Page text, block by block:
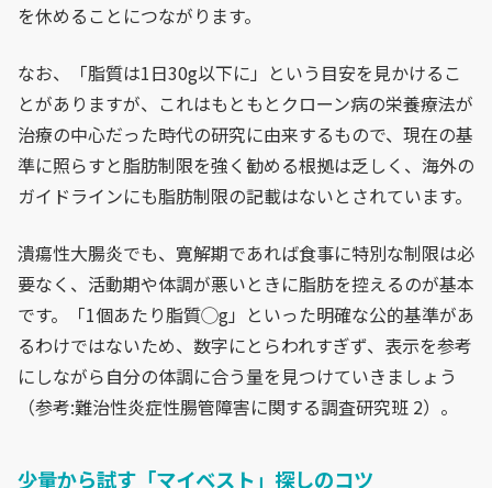
を休めることにつながります。
なお、「脂質は1日30g以下に」という目安を見かけるこ
とがありますが、これはもともとクローン病の栄養療法が
治療の中心だった時代の研究に由来するもので、現在の基
準に照らすと脂肪制限を強く勧める根拠は乏しく、海外の
ガイドラインにも脂肪制限の記載はないとされています。
潰瘍性大腸炎でも、寛解期であれば食事に特別な制限は必
要なく、活動期や体調が悪いときに脂肪を控えるのが基本
です。「1個あたり脂質◯g」といった明確な公的基準があ
るわけではないため、数字にとらわれすぎず、表示を参考
にしながら自分の体調に合う量を見つけていきましょう
（参考:難治性炎症性腸管障害に関する調査研究班 2）。
少量から試す「マイベスト」探しのコツ